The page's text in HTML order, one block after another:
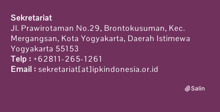
Sekretariat
Jl. Prawirotaman No.29, Brontokusuman, Kec.
Mergangsan, Kota Yogyakarta, Daerah Istimewa
Yogyakarta 55153
Telp : +62811-265-1261
Email : sekretariat[at]ipkindonesia.or.id
Salin